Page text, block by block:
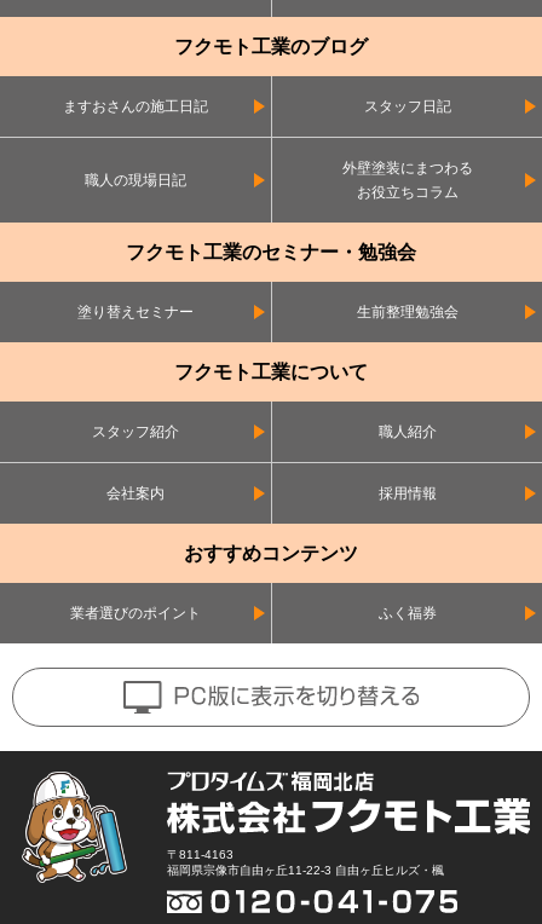
フクモト工業のブログ
ますおさんの施工日記 スタッフ日記
職人の現場日記
外壁塗装にまつわる
お役立ちコラム
フクモト工業のセミナー・勉強会
塗り替えセミナー 生前整理勉強会
フクモト工業について
スタッフ紹介 職人紹介
会社案内 採用情報
おすすめコンテンツ
業者選びのポイント ふく福券
〒811-4163
福岡県宗像市自由ヶ丘11-22-3 自由ヶ丘ヒルズ・楓